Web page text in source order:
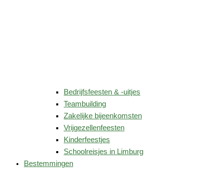
Bedrijfsfeesten & -uitjes
Teambuilding
Zakelijke bijeenkomsten
Vrijgezellenfeesten
Kinderfeestjes
Schoolreisjes in Limburg
Bestemmingen